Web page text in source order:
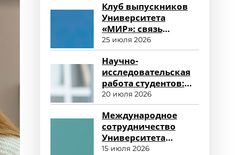
Клуб выпускников
Университета
«МИР»: связь
поколений и
карьерные
возможности
25 июля 2026
Научно-
исследовательская
работа студентов:
возможности для
развития
20 июля 2026
Международное
сотрудничество
Университета
«МИР»: новые
15 июля 2026